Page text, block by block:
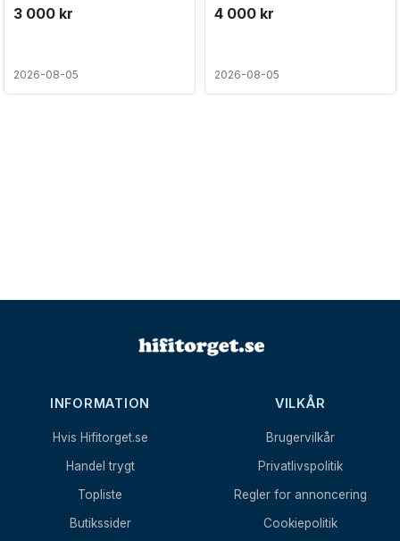
3 000 kr
2026-08-05
4 000 kr
2026-08-05
INFORMATION
Hvis Hifitorget.se
Handel trygt
Topliste
Butikssider
VILKÅR
Brugervilkår
Privatlivspolitik
Regler for annoncering
Cookiepolitik